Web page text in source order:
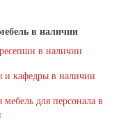
в наличии
в наличии
и кафедры в наличии
для персонала в